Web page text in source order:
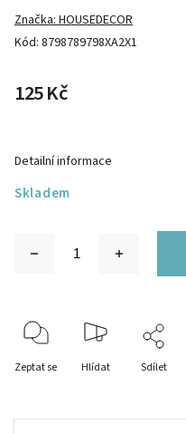
Kód: 8798789798XA2X1
Značka:HOUSEDECOR
125 Kč
Skladem
Detailní informace
Zeptat se Hlídat Sdílet